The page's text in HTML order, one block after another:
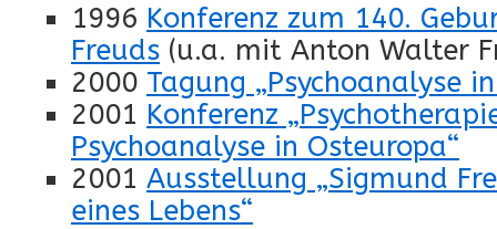
1996 Konferenz zum 140.
Freuds (u.a. mit Anton Walter
2000 Tagung „Psychoanalyse
2001 Konferenz
Psychoanalyse in Osteuropa“
2001 Ausstellung „Sigmund
eines Lebens“